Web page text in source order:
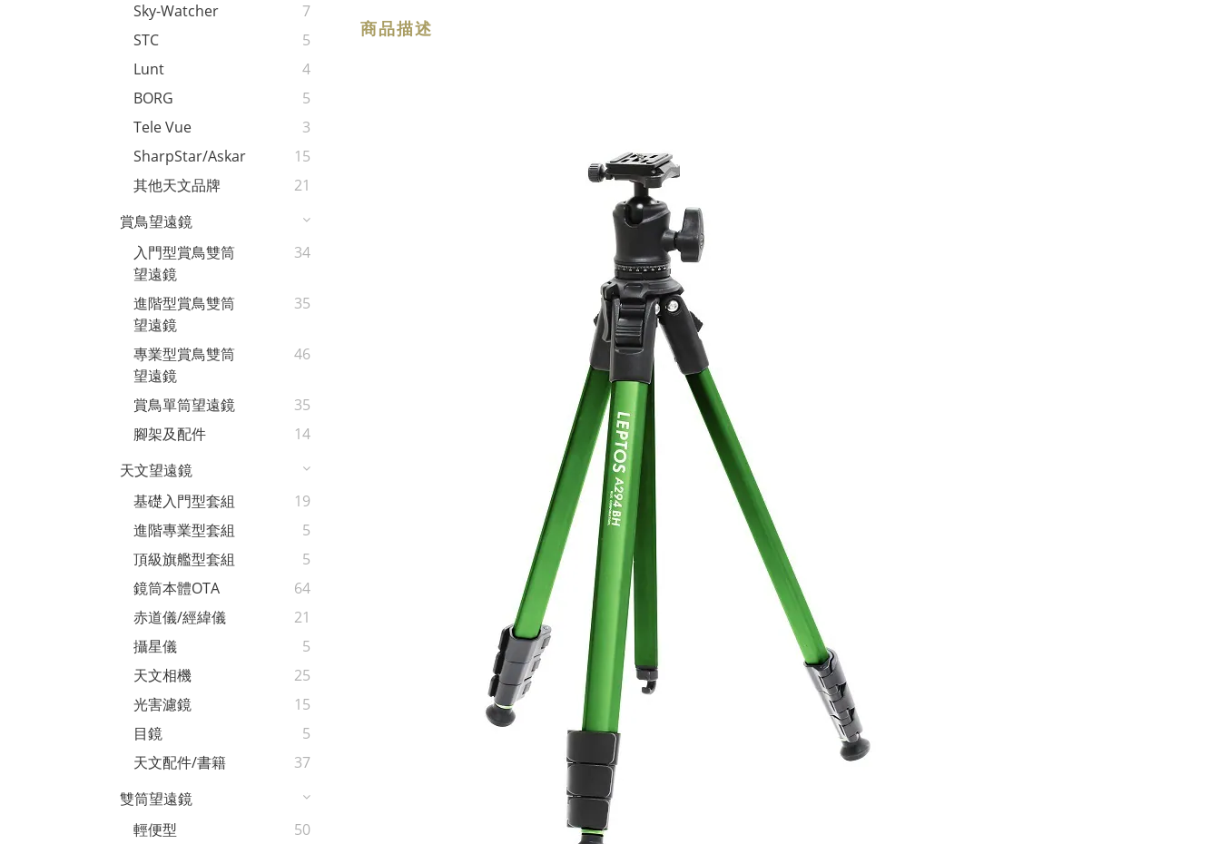
Sky-Watcher
7
STC
5
Lunt
4
BORG
5
Tele Vue
3
SharpStar/Askar
15
其他天文品牌
21
賞鳥望遠鏡
入門型賞鳥雙筒
望遠鏡
34
進階型賞鳥雙筒
望遠鏡
35
專業型賞鳥雙筒
望遠鏡
46
賞鳥單筒望遠鏡
35
腳架及配件
14
天文望遠鏡
基礎入門型套組
19
進階專業型套組
5
頂級旗艦型套組
5
鏡筒本體OTA
64
赤道儀/經緯儀
21
攝星儀
5
天文相機
25
光害濾鏡
15
目鏡
5
天文配件/書籍
37
雙筒望遠鏡
輕便型
50
商品描述